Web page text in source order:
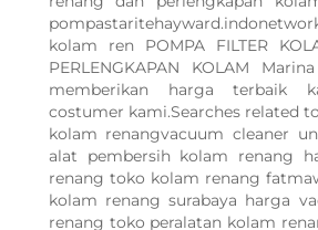
kolam ren POMPA FILTER
PERLENGKAPAN KOLAM
memberikan harga terbaik
costumer kami.Searches related
kolam renangvacuum cleaner
alat pembersih kolam renang
renang toko kolam renang
kolam renang surabaya harga
renang toko peralatan kolam